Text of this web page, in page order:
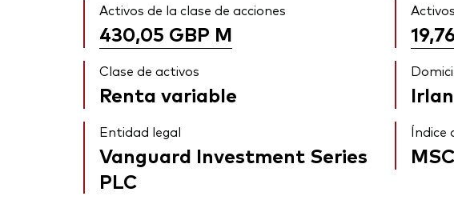
Activos de la clase de acciones
430,05 GBP M
Clase de activos
Renta variable
Entidad legal
Vanguard Investment Series
PLC
Índice